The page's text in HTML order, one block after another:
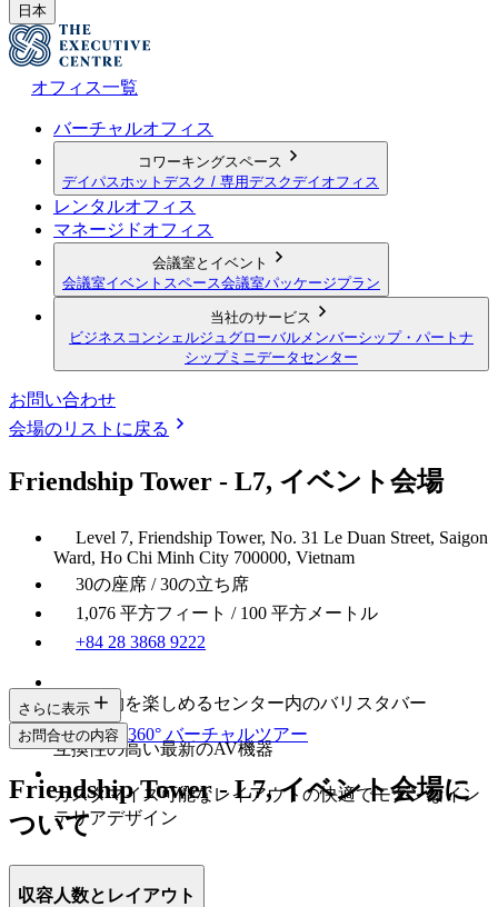
日本
オフィス一覧
バーチャルオフィス
コワーキングスペース
デイパス ホットデスク / 専用デスクデイオフィス
レンタルオフィス
マネージドオフィス
会議室とイベント
会議室イベントスペース会議室パッケージプラン
当社のサービス
ビジネスコンシェルジュ グローバルメンバーシップ・パートナ
シップミニデータセンター
お問い合わせ
会場のリストに戻る
Friendship Tower - L7, イベント会場
Level 7, Friendship Tower, No. 31 Le Duan Street, Saigon
Ward, Ho Chi Minh City 700000, Vietnam
30の座席 / 30の立ち席
1,076 平方フィート / 100 平方メートル
+84 28 3868 9222
お飲み物を楽しめるセンター内のバリスタバー
互換性の高い最新のAV機器
カスタマイズ可能なレイアウトの快適でモダンなイン
テリアデザイン
さらに表示
お問合せの内容 360° バーチャルツアー
Friendship Tower - L7, イベント会場に
ついて
収容人数とレイアウト